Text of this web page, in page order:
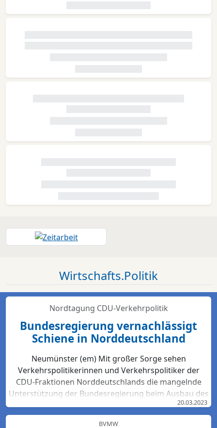
Wirtschafts.Politik
Nordtagung CDU-Verkehrpolitik
Bundesregierung vernachlässigt
Schiene in Norddeutschland
Neumünster (em) Mit großer Sorge sehen
Verkehrspolitikerinnen und Verkehrspolitiker der
CDU-Fraktionen Norddeutschlands die mangelnde
Unterstützung der Bundesregierung beim Ausbau des
Bahn-Netzes. Hartmut Bodeit, mobilitätspolitischer
Sprecher der bremischen CDUBürgerschaftsfraktion,
20.03.2023
BVMW